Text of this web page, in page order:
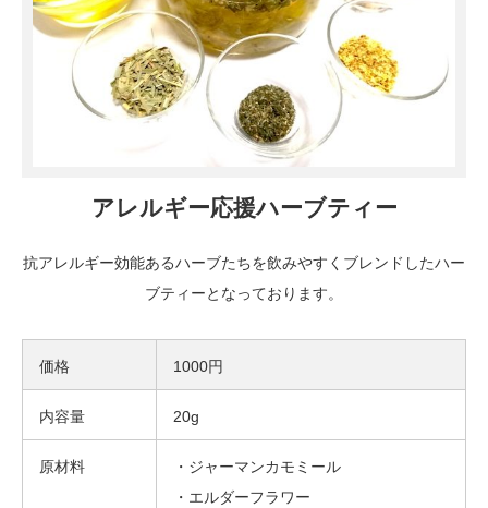
アレルギー応援ハーブティー
抗アレルギー効能あるハーブたちを飲みやすくブレンドしたハー
ブティーとなっております。
価格 1000円
内容量 20g
原材料
・ジャーマンカモミール
・エルダーフラワー